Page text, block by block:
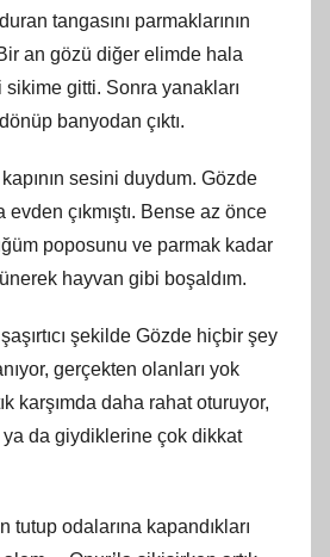
tangasını parmaklarının
an gözü diğer elimde hala
sikime gitti. Sonra yanakları
banyodan çıktı.
sesini duydum. Gözde
evden çıkmıştı. Bense az önce
poposunu ve parmak kadar
hayvan gibi boşaldım.
şekilde Gözde hiçbir şey
gerçekten olanları yok
karşımda daha rahat oturuyor,
ya da giydiklerine çok dikkat
odalarına kapandıkları